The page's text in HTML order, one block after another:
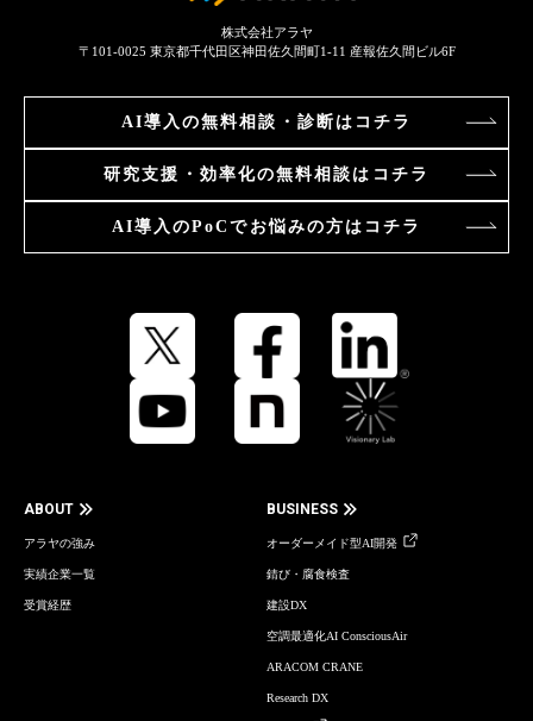
株式会社アラヤ
〒101-0025 東京都千代田区神田佐久間町1-11 産報佐久間ビル6F
AI導入の無料相談・診断はコチラ
研究支援・効率化の無料相談はコチラ
AI導入のPoCで お悩みの方はコチラ
ABOUT
アラヤの強み
実績企業一覧
受賞経歴
BUSINESS
オーダーメイド型AI開発
錆び・腐食検査
建設DX
空調最適化AI ConsciousAir
ARACOM CRANE
Research DX